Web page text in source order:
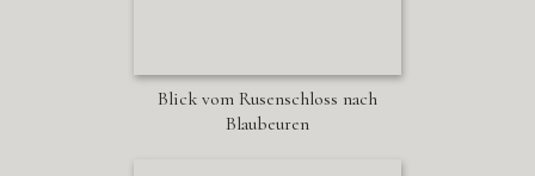
Blick vom Rusenschloss nach
Blaubeuren